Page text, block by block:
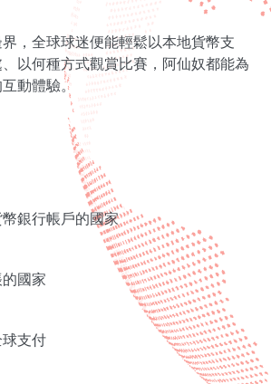
，全球球迷便能輕鬆以本地貨幣支
以何種方式觀賞比賽，阿仙奴都能為
動體驗。
銀行帳戶的國家
國家
支付